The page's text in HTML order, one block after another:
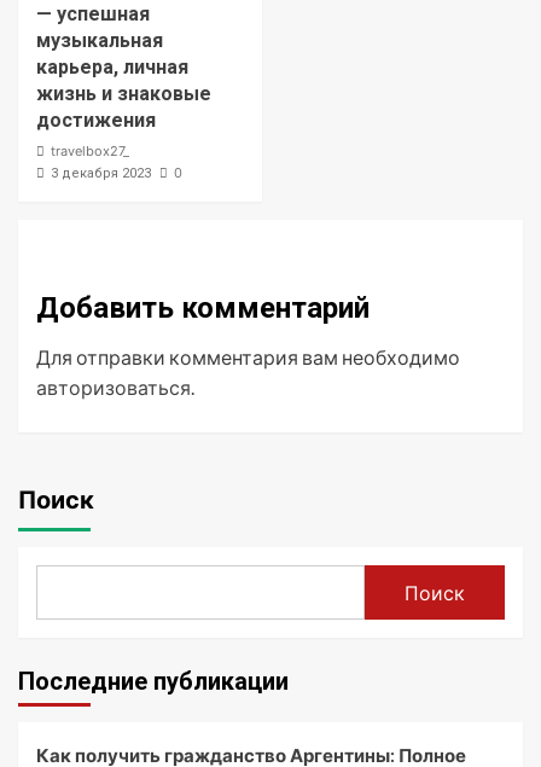
— успешная
музыкальная
карьера, личная
жизнь и знаковые
достижения
travelbox27_
3 декабря 2023 0
Добавить комментарий
Для отправки комментария вам необходимо
авторизоваться.
Поиск
Поиск
Последние публикации
Как получить гражданство Аргентины: Полное